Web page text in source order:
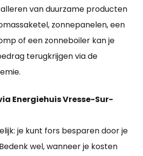
van duurzame producten
zonnepanelen, een
of een zonneboiler kan je
terugkrijgen via de
Energiehuis Vresse-Sur-
je kunt fors besparen door je
wel, wanneer je kosten